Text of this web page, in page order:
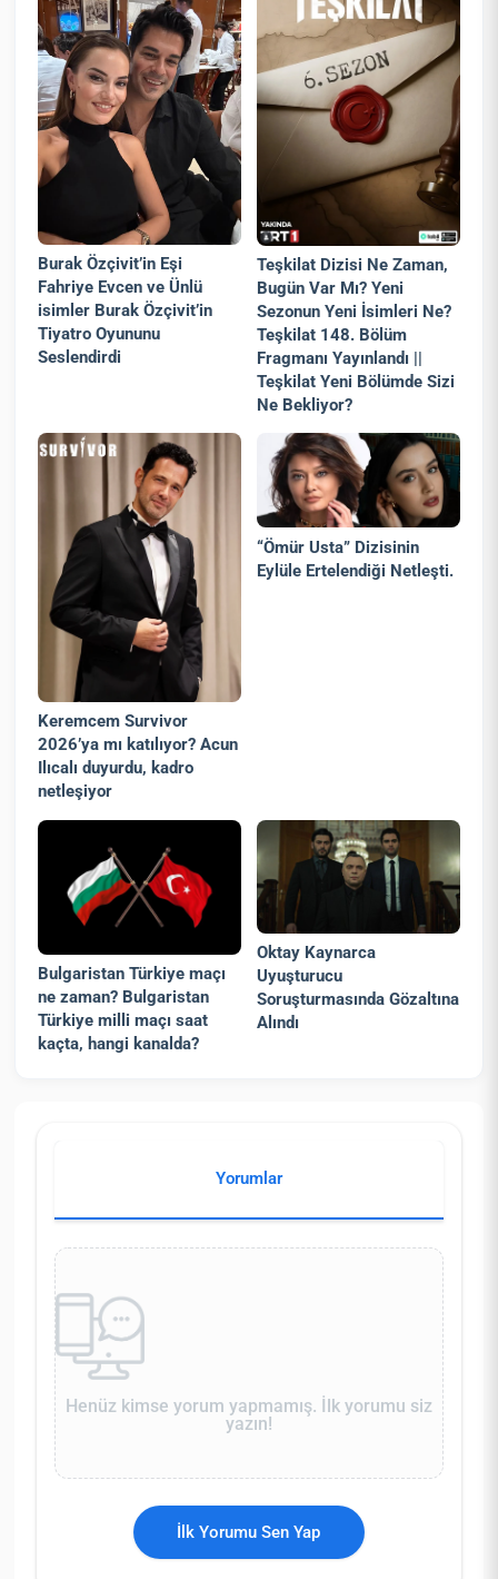
Burak Özçivit’in Eşi
Fahriye Evcen ve Ünlü
isimler Burak Özçivit’in
Tiyatro Oyununu
Seslendirdi
Teşkilat Dizisi Ne Zaman,
Bugün Var Mı? Yeni
Sezonun Yeni İsimleri Ne?
Teşkilat 148. Bölüm
Fragmanı Yayınlandı ||
Teşkilat Yeni Bölümde Sizi
Ne Bekliyor?
Keremcem Survivor
2026’ya mı katılıyor? Acun
Ilıcalı duyurdu, kadro
netleşiyor
“Ömür Usta” Dizisinin
Eylüle Ertelendiği Netleşti.
Bulgaristan Türkiye maçı
ne zaman? Bulgaristan
Türkiye milli maçı saat
kaçta, hangi kanalda?
Oktay Kaynarca
Uyuşturucu
Soruşturmasında Gözaltına
Alındı
Yorumlar
Henüz kimse yorum yapmamış. İlk yorumu siz
yazın!
İlk Yorumu Sen Yap